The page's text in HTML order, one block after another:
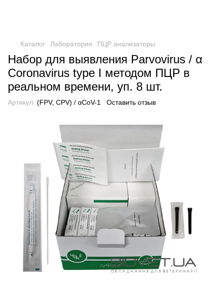
Каталог Лаборатория ПЦР анализаторы
Набор для выявления Parvovirus / α
Coronavirus type I методом ПЦР в
реальном времени, уп. 8 шт.
Артикул: (FPV, CPV) / αCoV-1 Оставить отзыв